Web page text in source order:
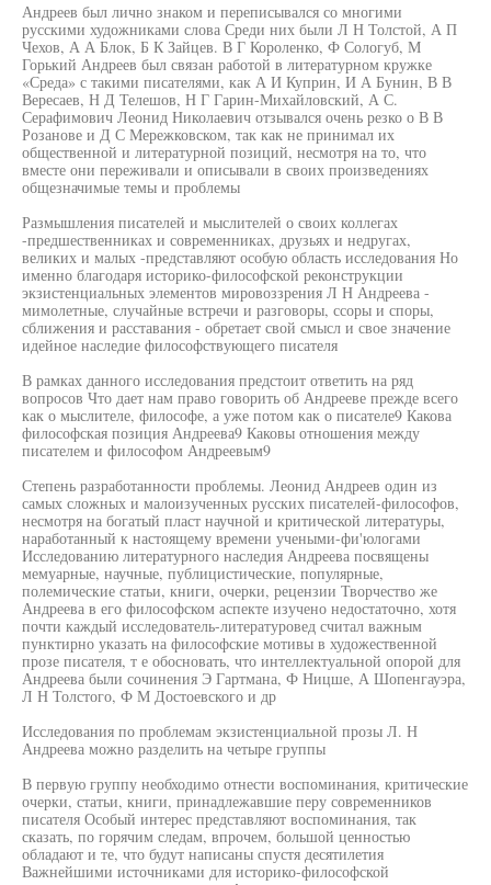
Андреев был лично знаком и переписывался со многими
русскими художниками слова Среди них были Л Н Толстой, А П
Чехов, А А Блок, Б К Зайцев. В Г Короленко, Ф Сологуб, М
Горький Андреев был связан работой в литературном кружке
«Среда» с такими писателями, как А И Куприн, И А Бунин, В В
Вересаев, Н Д Телешов, Н Г Гарин-Михайловский, А С.
Серафимович Леонид Николаевич отзывался очень резко о В В
Розанове и Д С Мережковском, так как не принимал их
общественной и литературной позиций, несмотря на то, что
вместе они переживали и описывали в своих произведениях
общезначимые темы и проблемы
Размышления писателей и мыслителей о своих коллегах
-предшественниках и современниках, друзьях и недругах,
великих и малых -представляют особую область исследования Но
именно благодаря историко-философской реконструкции
экзистенциальных элементов мировоззрения Л Н Андреева -
мимолетные, случайные встречи и разговоры, ссоры и споры,
сближения и расставания - обретает свой смысл и свое значение
идейное наследие философствующего писателя
В рамках данного исследования предстоит ответить на ряд
вопросов Что дает нам право говорить об Андрееве прежде всего
как о мыслителе, философе, а уже потом как о писателе9 Какова
философская позиция Андреева9 Каковы отношения между
писателем и философом Андреевым9
Степень разработанности проблемы. Леонид Андреев один из
самых сложных и малоизученных русских писателей-философов,
несмотря на богатый пласт научной и критической литературы,
наработанный к настоящему времени учеными-фи'юлогами
Исследованию литературного наследия Андреева посвящены
мемуарные, научные, публицистические, популярные,
полемические статьи, книги, очерки, рецензии Творчество же
Андреева в его философском аспекте изучено недостаточно, хотя
почти каждый исследователь-литературовед считал важным
пунктирно указать на философские мотивы в художественной
прозе писателя, т е обосновать, что интеллектуальной опорой для
Андреева были сочинения Э Гартмана, Ф Ницше, А Шопенгауэра,
Л Н Толстого, Ф М Достоевского и др
Исследования по проблемам экзистенциальной прозы Л. Н
Андреева можно разделить на четыре группы
В первую группу необходимо отнести воспоминания, критические
очерки, статьи, книги, принадлежавшие перу современников
писателя Особый интерес представляют воспоминания, так
сказать, по горячим следам, впрочем, большой ценностью
обладают и те, что будут написаны спустя десятилетия
Важнейшими источниками для историко-философской